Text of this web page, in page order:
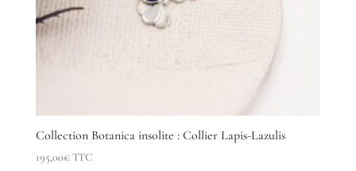
Collection Botanica insolite : Collier Lapis-Lazulis
195,00€TTC